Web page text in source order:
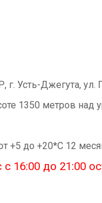
Усть-Джегута, ул.
1350 метров над
+5 до +20*С 12
16:00 до 21:00